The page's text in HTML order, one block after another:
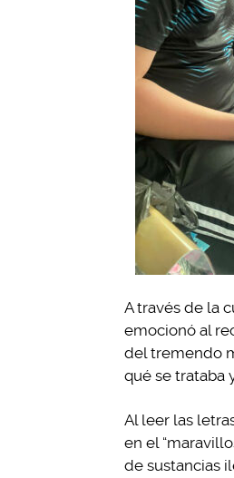
A través de la
emocionó al
del tremendo
qué se trataba
Al leer las
en el
de sustancias